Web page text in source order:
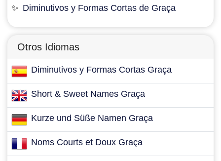
✨ Diminutivos y Formas Cortas de Graça
Otros Idiomas
Diminutivos y Formas Cortas Graça
Short & Sweet Names Graça
Kurze und Süße Namen Graça
Noms Courts et Doux Graça